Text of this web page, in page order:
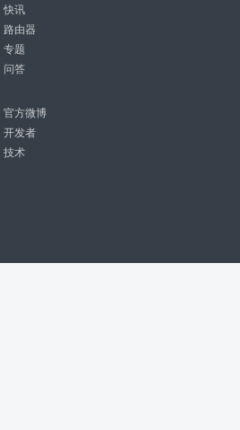
快讯
路由器
专题
问答
官方微博
开发者
技术